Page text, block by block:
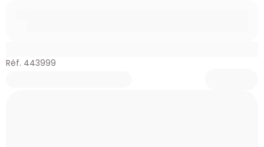
Réf. 443999